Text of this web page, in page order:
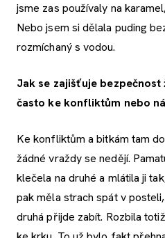
jsme zas používaly na
Nebo jsem si dělala puding
rozmíchaný s vodou.
Jak se zajišťuje bezpečnost
často ke konfliktům nebo
Ke konfliktům a bitkám tam
žádné vraždy se nedějí.
klečela na druhé a mlátila ji
pak měla strach spát v
druhá přijde zabít. Rozbila